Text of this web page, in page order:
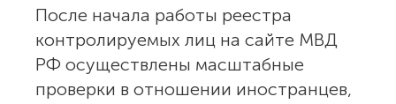
После начала работы реестра
контролируемых лиц на сайте МВД
РФ осуществлены масштабные
проверки в отношении иностранцев,